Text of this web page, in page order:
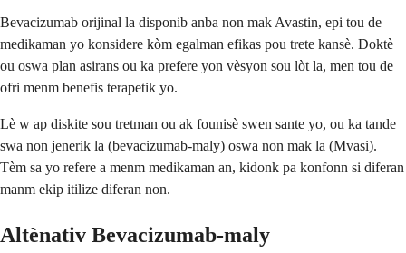
Bevacizumab orijinal la disponib anba non mak Avastin, epi tou de
medikaman yo konsidere kòm egalman efikas pou trete kansè. Doktè
ou oswa plan asirans ou ka prefere yon vèsyon sou lòt la, men tou de
ofri menm benefis terapetik yo.
Lè w ap diskite sou tretman ou ak founisè swen sante yo, ou ka tande
swa non jenerik la (bevacizumab-maly) oswa non mak la (Mvasi).
Tèm sa yo refere a menm medikaman an, kidonk pa konfonn si diferan
manm ekip itilize diferan non.
Altènativ Bevacizumab-maly